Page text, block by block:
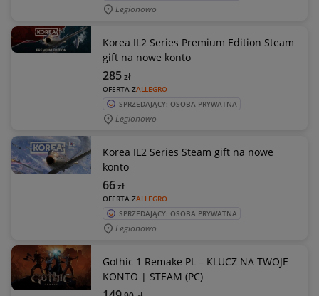
Legionowo
Korea IL2 Series Premium Edition Steam
gift na nowe konto
OFERTA ZALLEGRO
285zł
SPRZEDAJĄCY: OSOBA PRYWATNA
Legionowo
Korea IL2 Series Steam gift na nowe
konto
OFERTA ZALLEGRO
66zł
SPRZEDAJĄCY: OSOBA PRYWATNA
Legionowo
Gothic 1 Remake PL – KLUCZ NA TWOJE
KONTO | STEAM (PC)